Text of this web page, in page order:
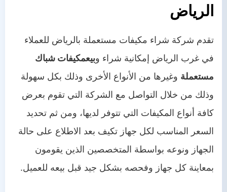
الرياض
تقدم شركة شراء مكيفات مستعملة بالرياض للعملاء
في غرب الرياض إمكانية شراء وبيعمكيفات شباك
مستعملة وغيرها من الأنواع الأخرى وذلك بكل سهولة
وذلك من خلال التواصل مع الشركة التي تقوم بعرض
كافة أنواع المكيفات التي تتوفر لديها، ومن ثم تحديد
السعر المناسب لكل جهاز تكيف بعد الاطلاع على حالة
الجهاز ونوعه بواسطة المتخصصين الذين يقومون
بمعاينة كل جهاز وفحصه بشكل جيد قبل بيعه للعميل.